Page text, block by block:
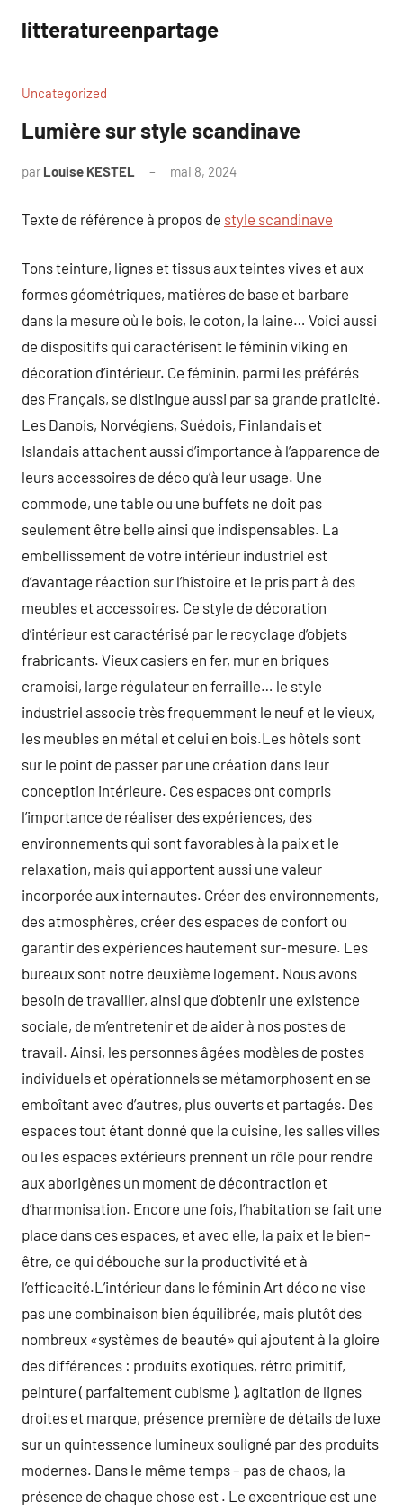
contenu
litteratureenpartage
Uncategorized
Lumière sur style scandinave
par Louise KESTEL mai 8, 2024
Texte de référence à propos de style scandinave
Tons teinture, lignes et tissus aux teintes vives et aux
formes géométriques, matières de base et barbare
dans la mesure où le bois, le coton, la laine… Voici aussi
de dispositifs qui caractérisent le féminin viking en
décoration d’intérieur. Ce féminin, parmi les préférés
des Français, se distingue aussi par sa grande praticité.
Les Danois, Norvégiens, Suédois, Finlandais et
Islandais attachent aussi d’importance à l’apparence de
leurs accessoires de déco qu’à leur usage. Une
commode, une table ou une buffets ne doit pas
seulement être belle ainsi que indispensables. La
embellissement de votre intérieur industriel est
d’avantage réaction sur l’histoire et le pris part à des
meubles et accessoires. Ce style de décoration
d’intérieur est caractérisé par le recyclage d’objets
frabricants. Vieux casiers en fer, mur en briques
cramoisi, large régulateur en ferraille… le style
industriel associe très frequemment le neuf et le vieux,
les meubles en métal et celui en bois.Les hôtels sont
sur le point de passer par une création dans leur
conception intérieure. Ces espaces ont compris
l’importance de réaliser des expériences, des
environnements qui sont favorables à la paix et le
relaxation, mais qui apportent aussi une valeur
incorporée aux internautes. Créer des environnements,
des atmosphères, créer des espaces de confort ou
garantir des expériences hautement sur-mesure. Les
bureaux sont notre deuxième logement. Nous avons
besoin de travailler, ainsi que d’obtenir une existence
sociale, de m’entretenir et de aider à nos postes de
travail. Ainsi, les personnes âgées modèles de postes
individuels et opérationnels se métamorphosent en se
emboîtant avec d’autres, plus ouverts et partagés. Des
espaces tout étant donné que la cuisine, les salles villes
ou les espaces extérieurs prennent un rôle pour rendre
aux aborigènes un moment de décontraction et
d’harmonisation. Encore une fois, l’habitation se fait une
place dans ces espaces, et avec elle, la paix et le bien-
être, ce qui débouche sur la productivité et à
l’efficacité.L’intérieur dans le féminin Art déco ne vise
pas une combinaison bien équilibrée, mais plutôt des
nombreux «systèmes de beauté» qui ajoutent à la gloire
des différences : produits exotiques, rétro primitif,
peinture ( parfaitement cubisme ), agitation de lignes
droites et marque, présence première de détails de luxe
sur un quintessence lumineux souligné par des produits
modernes. Dans le même temps – pas de chaos, la
présence de chaque chose est . Le excentrique est une